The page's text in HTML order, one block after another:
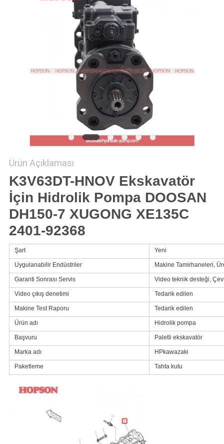
Ürün Açıklaması
K3V63DT-HNOV Ekskavatör
İçin Hidrolik Pompa DOOSAN
DH150-7 XUGONG XE135C
2401-92368
Şart Yeni
Uygulanabilir Endüstriler Makine Tamirhaneleri,
Garanti Sonrası Servis Video teknik desteği,
Video çıkış denetimi Tedarik edilen
Makine Test Raporu Tedarik edilen
Ürün adı Hidrolik pompa
Başvuru Paletli ekskavatör
Marka adı HPkawazaki
Paketleme Tahta kutu